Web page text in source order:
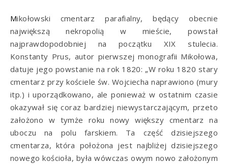
Mikołowski cmentarz parafialny, będący obecnie
największą nekropolią w mieście, powstał
najprawdopodobniej na początku XIX stulecia.
Konstanty Prus, autor pierwszej monografii Mikołowa,
datuje jego powstanie na rok 1820: „W roku 1820 stary
cmentarz przy kościele św. Wojciecha naprawiono (mury
itp.) i uporządkowano, ale ponieważ w ostatnim czasie
okazywał się coraz bardziej niewystarczającym, przeto
założono w tymże roku nowy większy cmentarz na
uboczu na polu farskiem. Ta część dzisiejszego
cmentarza, która położona jest najbliżej dzisiejszego
nowego kościoła, była wówczas owym nowo założonym